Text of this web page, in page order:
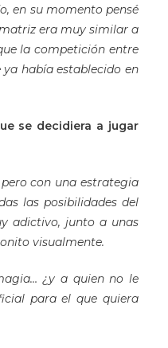
en su momento pensé
era muy similar a
la competición entre
había establecido en
se decidiera a jugar
con una estrategia
las posibilidades del
adictivo, junto a unas
visualmente.
¿y a quien no le
para el que quiera